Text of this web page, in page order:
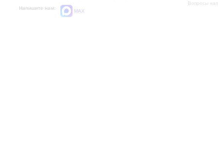
Напишите нам:
MAX
Вопросы